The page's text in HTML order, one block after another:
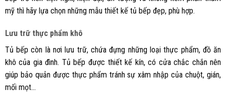
mỹ thì hãy lựa chọn những mẫu thiết kế tủ bếp đẹp, phù hợp.
Lưu trữ thực phẩm khô
Tủ bếp còn là nơi lưu trữ, chứa đựng những loại thực phẩm, đồ ăn
khô của gia đình. Tủ bếp được thiết kế kín, có cửa chắc chắn nên
giúp bảo quản được thực phẩm tránh sự xâm nhập của chuột, gián,
mối mọt…